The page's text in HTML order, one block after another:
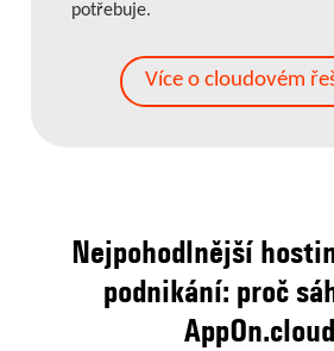
potřebuje.
Více o cloudovém
Nejpohodlnější
podnikání: proč